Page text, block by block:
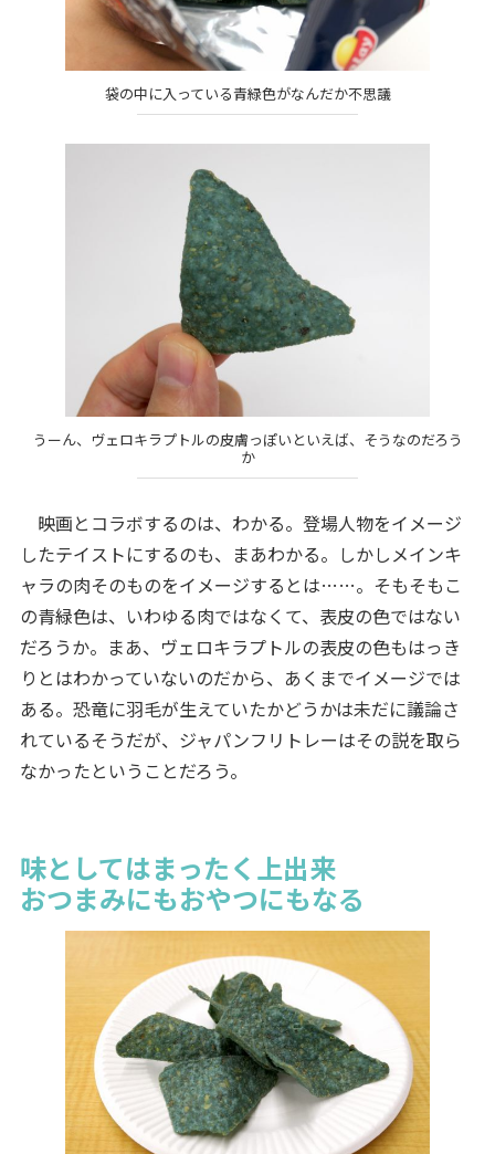
袋の中に入っている青緑色がなんだか不思議
うーん、ヴェロキラプトルの皮膚っぽいといえば、そうなのだろう
か
映画とコラボするのは、わかる。登場人物をイメージ
したテイストにするのも、まあわかる。しかしメインキ
ャラの肉そのものをイメージするとは……。そもそもこ
の青緑色は、いわゆる肉ではなくて、表皮の色ではない
だろうか。まあ、ヴェロキラプトルの表皮の色もはっき
りとはわかっていないのだから、あくまでイメージでは
ある。恐竜に羽毛が生えていたかどうかは未だに議論さ
れているそうだが、ジャパンフリトレーはその説を取ら
なかったということだろう。
味としてはまったく上出来
おつまみにもおやつにもなる